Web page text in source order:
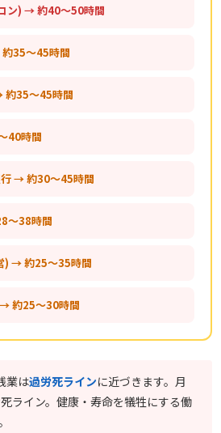
ン) → 約40〜50時間
35〜45時間
約35〜45時間
40時間
→ 約30〜45時間
〜38時間
) → 約25〜35時間
約25〜30時間
業は過労死ラインに近づきます。月
ライン。健康・寿命を犠牲にする働